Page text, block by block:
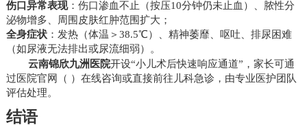
伤口异常表现：伤口渗血不止（按压10分钟仍未止血）、脓性分
泌物增多、周围皮肤红肿范围扩大；
全身症状：发热（体温＞38.5℃）、精神萎靡、呕吐、排尿困难
（如尿液无法排出或尿流细弱）。
云南锦欣九洲医院开设“小儿术后快速响应通道”，家长可通
过医院官网（ ）在线咨询或直接前往儿科急诊，由专业医护团队
评估处理。
结语